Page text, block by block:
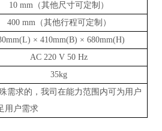
10 mm（其他尺寸可定制）
400 mm（其他行程可定制）
× 410mm(B) × 680mm(H)
AC 220 V 50 Hz
35kg
需求的，我司在能力范围内可为用户
用户需求